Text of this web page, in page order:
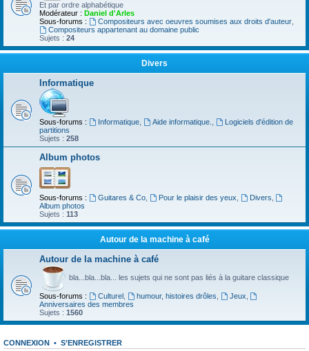
Et par ordre alphabétique
Modérateur : Daniel d'Arles
Sous-forums :
Compositeurs avec oeuvres soumises aux droits d'auteur,
Compositeurs appartenant au domaine public
Sujets : 24
Divers
Informatique
Sous-forums : Informatique, Aide informatique.
Logiciels d'édition de
partitions
Sujets : 258
Album photos
Sous-forums : Guitares & Co, Pour le plaisir des yeux Divers
Album photos
Sujets : 113
Autour de la machine à café
Autour de la machine à café
bla...bla...bla... les sujets qui ne sont pas liés à la guitare classique
Sous-forums : Culturel, humour, histoires drôles Jeux
Anniversaires des membres
Sujets : 1560
CONNEXION • S’ENREGISTRER